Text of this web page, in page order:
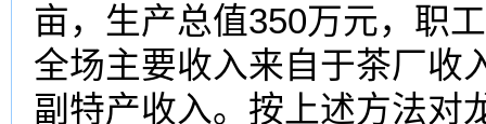
亩，生产总值350万元，职
全场主要收入来自于茶厂收
副特产收入。按上述方法对